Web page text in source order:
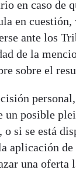
en caso de
en cuestión,
ante los
de la
sobre el
un posible
o si se está
aplicación
una oferta